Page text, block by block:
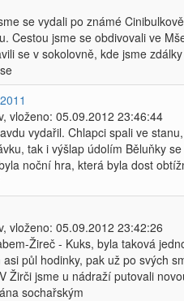
se vydali po známé
Cestou jsme se obdivovali ve
se v sokolovně, kde jsme
vloženo: 05.09.2012 23:46:44
vydařil. Chlapci spali ve
tak i výšlap údolím Běluňky
noční hra, která byla dost
vloženo: 05.09.2012 23:42:26
Žireč - Kuks, byla taková
půl hodinky, pak už po svých
Žirči jsme u nádraží putovali
sochařským